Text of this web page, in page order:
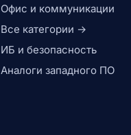
Офис и коммуникации
Все категории →
ИБ и безопасность
Аналоги западного ПО